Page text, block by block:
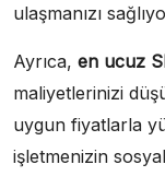
ulaşmanızı
Ayrıca, en ucuz
maliyetlerinizi
uygun fiyatlarla
işletmenizin